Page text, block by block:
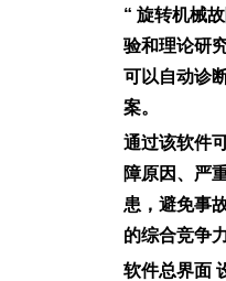
“ 旋转机械
验和理论研
可以自动诊
案。
通过该软件
障原因、严
患，避免事
的综合竞争
软件总界面